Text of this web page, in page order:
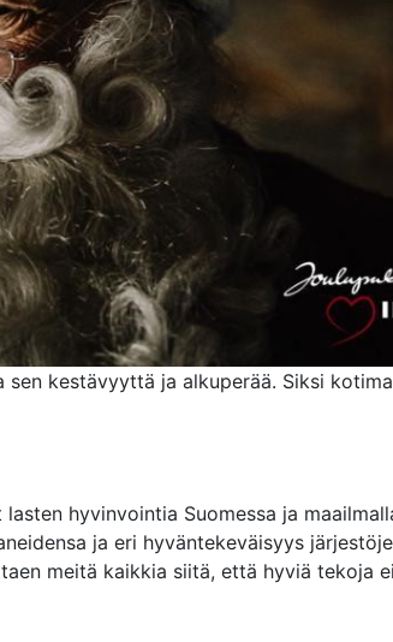
kestävyyttä ja alkuperää. Siksi
hyvinvointia Suomessa ja
ja eri hyväntekeväisyys
meitä kaikkia siitä, että hyviä tekoja